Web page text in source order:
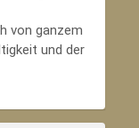
von ganzem
und der